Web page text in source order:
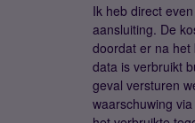
Ik heb direct
aansluiting. De
doordat er na
data is verbruikt
geval versturen
waarschuwing